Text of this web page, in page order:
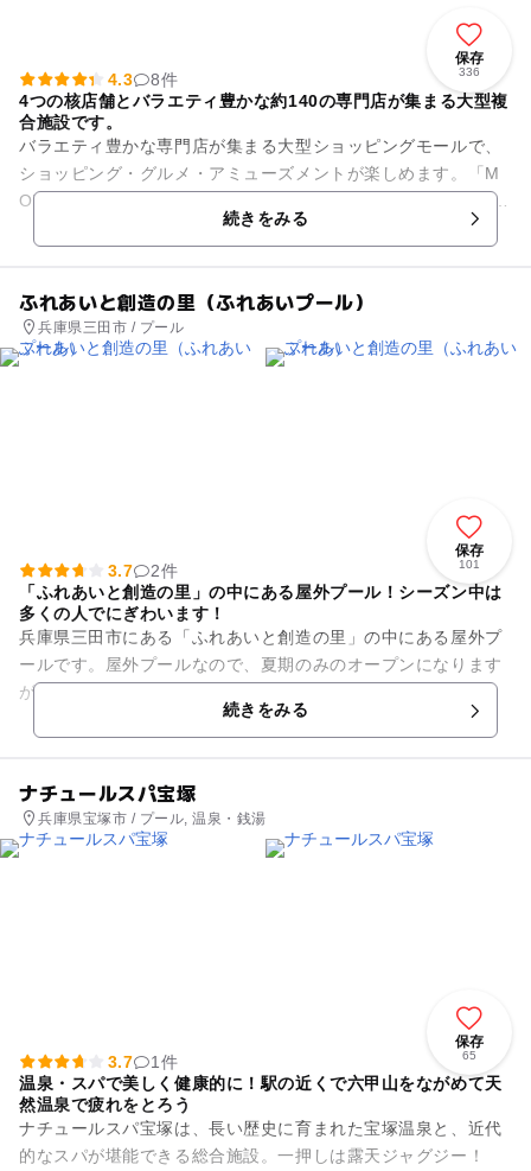
保存
336
4.3
8件
4つの核店舗とバラエティ豊かな約140の専門店が集まる大型複
合施設です。
バラエティ豊かな専門店が集まる大型ショッピングモールで、
ショッピング・グルメ・アミューズメントが楽しめます。「M
OVIXあまがさき」や「あまがさき阪神」、「アル・プラザあま
がさき」、「セントラル...続きをみる
ふれあいと創造の里（ふれあいプール）
兵庫県三田市 / プール
保存
101
3.7
2件
「ふれあいと創造の里」の中にある屋外プール！シーズン中は
多くの人でにぎわいます！
兵庫県三田市にある「ふれあいと創造の里」の中にある屋外プ
ールです。屋外プールなので、夏期のみのオープンになります
が、大きなプールと幼児用のプールの2種類があり、シーズン
になると多くの人でにぎわい...続きをみる
ナチュールスパ宝塚
兵庫県宝塚市 / プール, 温泉・銭湯
保存
65
3.7
1件
温泉・スパで美しく健康的に！駅の近くで六甲山をながめて天
然温泉で疲れをとろう
ナチュールスパ宝塚は、長い歴史に育まれた宝塚温泉と、近代
的なスパが堪能できる総合施設。一押しは露天ジャグジー！